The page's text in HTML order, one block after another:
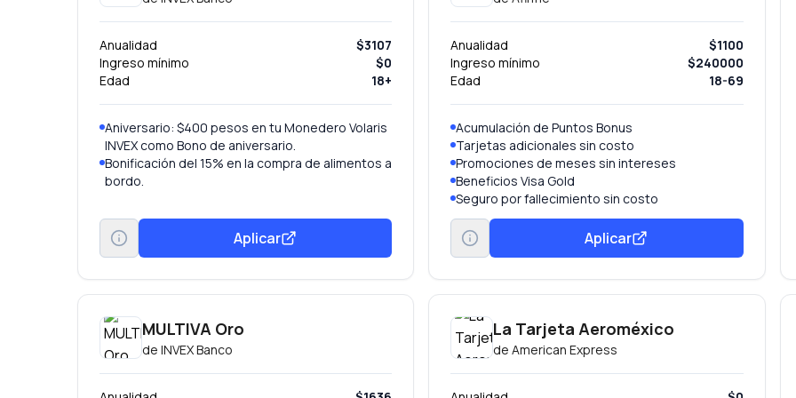
Anualidad
$3107
Ingreso mínimo
$0
Edad
18+
Aniversario: $400 pesos en tu Monedero Volaris
INVEX como Bono de aniversario.
Bonificación del 15% en la compra de alimentos a
bordo.
Aplicar
Anualidad
$1100
Ingreso mínimo
$240000
Edad
18-69
Acumulación de Puntos Bonus
Tarjetas adicionales sin costo
Promociones de meses sin intereses
Beneficios Visa Gold
Seguro por fallecimiento sin costo
Aplicar
MULTIVA Oro
de INVEX Banco
La Tarjeta Aeroméxico
de American Express